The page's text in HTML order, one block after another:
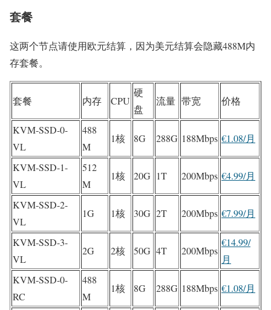
套餐
这两个节点请使用欧元结算，因为美元结算会隐藏488M内
存套餐。
套餐 内存 CPU
硬
盘
流量 带宽 价格
KVM-SSD-0-
VL
488
M
1核 8G 288G 188Mbps €1.08/月
KVM-SSD-1-
VL
512
M
1核 20G 1T 200Mbps €4.99/月
KVM-SSD-2-
VL
1G 1核 30G 2T 200Mbps €7.99/月
KVM-SSD-3-
VL
2G 2核 50G 4T 200Mbps
€14.99/
月
KVM-SSD-0-
RC
488
M
1核 8G 288G 188Mbps €1.08/月